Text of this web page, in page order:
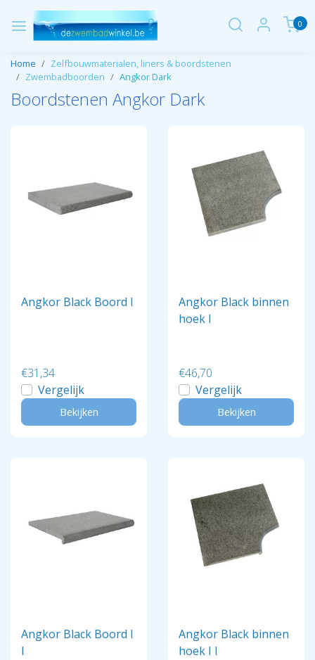
0
Home
Zelfbouwmaterialen, liners & boordstenen
Zwembadboorden
Angkor Dark
Boordstenen Angkor Dark
Angkor Black Boord I
€31,34
Vergelijk
Bekijken
Angkor Black binnen
hoek I
€46,70
Vergelijk
Bekijken
Angkor Black Boord I
I
Angkor Black binnen
hoek I I